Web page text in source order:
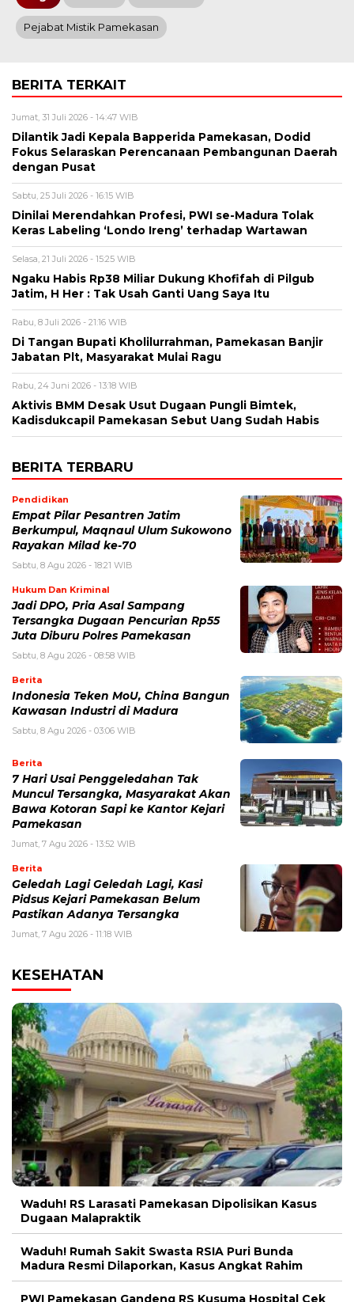
Pejabat Mistik Pamekasan
BERITA TERKAIT
Jumat, 31 Juli 2026 - 14:47 WIB
Dilantik Jadi Kepala Bapperida Pamekasan, Dodid
Fokus Selaraskan Perencanaan Pembangunan Daerah
dengan Pusat
Sabtu, 25 Juli 2026 - 16:15 WIB
Dinilai Merendahkan Profesi, PWI se-Madura Tolak
Keras Labeling ‘Londo Ireng’ terhadap Wartawan
Selasa, 21 Juli 2026 - 15:25 WIB
Ngaku Habis Rp38 Miliar Dukung Khofifah di Pilgub
Jatim, H Her : Tak Usah Ganti Uang Saya Itu
Rabu, 8 Juli 2026 - 21:16 WIB
Di Tangan Bupati Kholilurrahman, Pamekasan Banjir
Jabatan Plt, Masyarakat Mulai Ragu
Rabu, 24 Juni 2026 - 13:18 WIB
Aktivis BMM Desak Usut Dugaan Pungli Bimtek,
Kadisdukcapil Pamekasan Sebut Uang Sudah Habis
BERITA TERBARU
Pendidikan
Empat Pilar Pesantren Jatim
Berkumpul, Maqnaul Ulum Sukowono
Rayakan Milad ke-70
Sabtu, 8 Agu 2026 - 18:21 WIB
Hukum Dan Kriminal
Jadi DPO, Pria Asal Sampang
Tersangka Dugaan Pencurian Rp55
Juta Diburu Polres Pamekasan
Sabtu, 8 Agu 2026 - 08:58 WIB
Berita
Indonesia Teken MoU, China Bangun
Kawasan Industri di Madura
Sabtu, 8 Agu 2026 - 03:06 WIB
Berita
7 Hari Usai Penggeledahan Tak
Muncul Tersangka, Masyarakat Akan
Bawa Kotoran Sapi ke Kantor Kejari
Pamekasan
Jumat, 7 Agu 2026 - 13:52 WIB
Berita
Geledah Lagi Geledah Lagi, Kasi
Pidsus Kejari Pamekasan Belum
Pastikan Adanya Tersangka
Jumat, 7 Agu 2026 - 11:18 WIB
KESEHATAN
Waduh! RS Larasati Pamekasan Dipolisikan Kasus
Dugaan Malapraktik
Waduh! Rumah Sakit Swasta RSIA Puri Bunda
Madura Resmi Dilaporkan, Kasus Angkat Rahim
PWI Pamekasan Gandeng RS Kusuma Hospital Cek